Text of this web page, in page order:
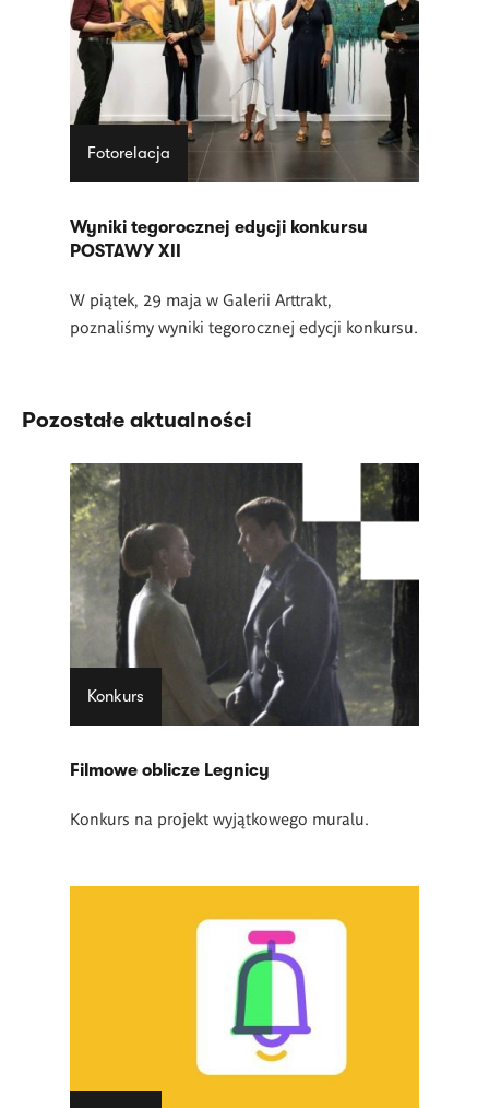
Fotorelacja
Wyniki tegorocznej edycji konkursu
POSTAWY XII
W piątek, 29 maja w Galerii Arttrakt,
poznaliśmy wyniki tegorocznej edycji konkursu.
Pozostałe aktualności
Konkurs
Filmowe oblicze Legnicy
Konkurs na projekt wyjątkowego muralu.